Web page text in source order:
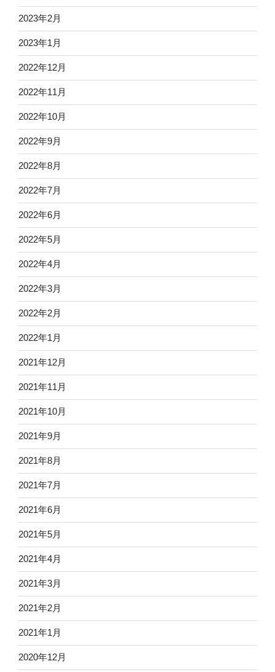
2023年2月
2023年1月
2022年12月
2022年11月
2022年10月
2022年9月
2022年8月
2022年7月
2022年6月
2022年5月
2022年4月
2022年3月
2022年2月
2022年1月
2021年12月
2021年11月
2021年10月
2021年9月
2021年8月
2021年7月
2021年6月
2021年5月
2021年4月
2021年3月
2021年2月
2021年1月
2020年12月